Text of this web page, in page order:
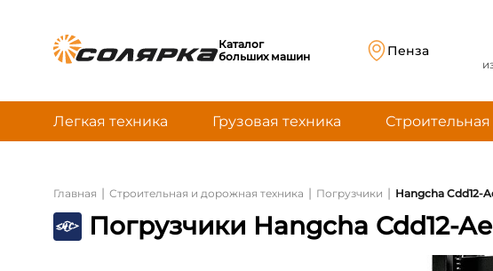
Каталог
больших машин
Пенза
Легкая техника Грузовая техника
Главная | Строительная и дорожная техника | Погрузчики | Hangcha Cdd12-
Погрузчики Hangcha Cdd12-